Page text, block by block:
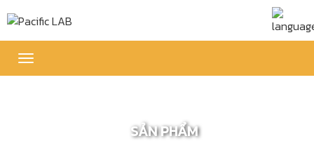
Toggle
navigation
SẢN PHẨM